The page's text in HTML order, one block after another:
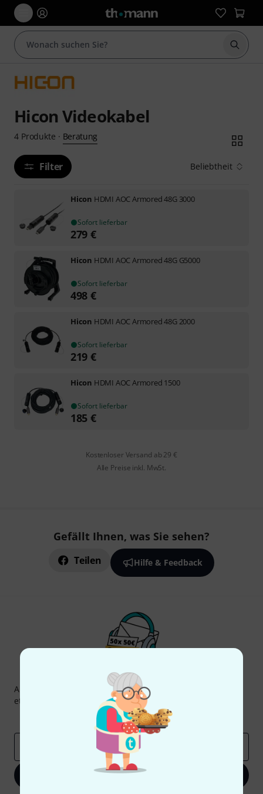
Suche
Hicon Videokabel
4 Produkte · Beratung
Filter Beliebtheit
Hicon HDMI AOC Armored 48G 3000
Sofort lieferbar
279 €
Hicon HDMI AOC Armored 48G G5000
Sofort lieferbar
498 €
Hicon HDMI AOC Armored 48G 2000
Sofort lieferbar
219 €
Hicon HDMI AOC Armored 1500
Sofort lieferbar
185 €
Kostenloser Versand ab 29 €
Alle Preise inkl. MwSt.
Gefällt Ihnen, was Sie sehen?
Teilen Hilfe & Feedback
Thomann Newsletter
Abonniere den Thomann Newsletter und gewinne mit
etwas Glück einen von50 Gutscheinen
Inspirierende Beiträge
Deals Thomann Insights
Jetzt anmelden